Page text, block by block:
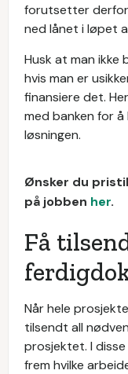
forutsetter derfor
ned lånet i løpet
Husk at man
hvis man er
finansiere det.
med banken for
løsningen.
Ønsker du
på jobben her.
Få
Når hele
tilsendt all
prosjektet. I
frem hvilke